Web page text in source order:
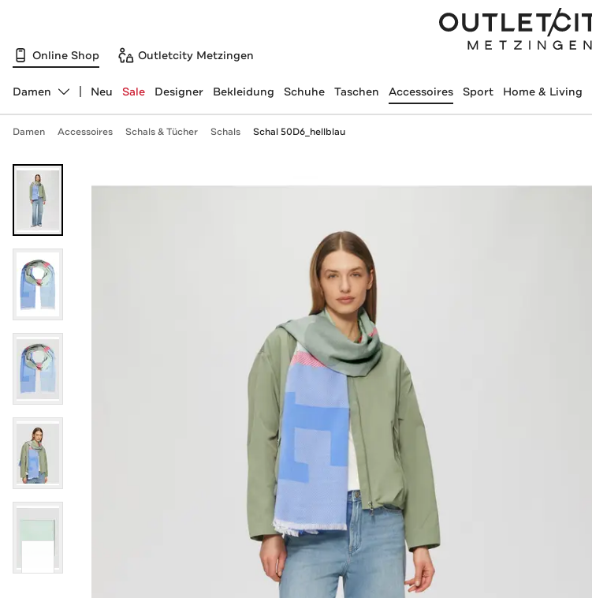
Online Shop Outletcity Metzingen
Abteilung ändern, ausgewählt:
Damen Neu Sale Designer Bekleidung Schuhe Taschen Accessoires Sport Home & Living
Damen Accessoires Schals & Tücher Schals Schal 50D6_hellblau